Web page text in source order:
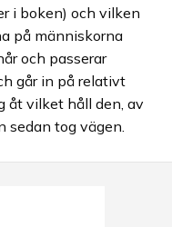
i boken) och vilken
på människorna
och passerar
går in på relativt
åt vilket håll den, av
sedan tog vägen.